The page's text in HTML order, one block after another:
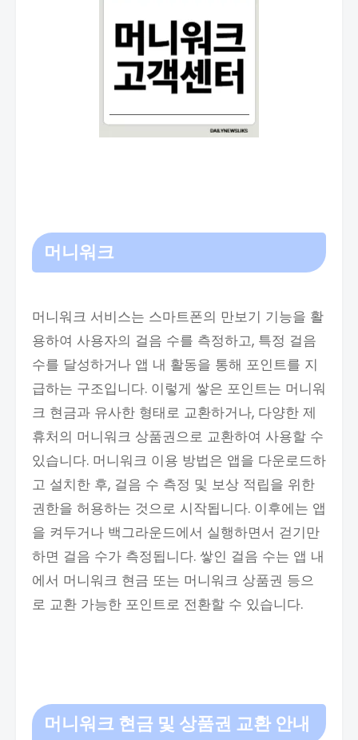
머니워크
머니워크 서비스는 스마트폰의 만보기 기능을 활
용하여 사용자의 걸음 수를 측정하고, 특정 걸음
수를 달성하거나 앱 내 활동을 통해 포인트를 지
급하는 구조입니다. 이렇게 쌓은 포인트는 머니워
크 현금과 유사한 형태로 교환하거나, 다양한 제
휴처의 머니워크 상품권으로 교환하여 사용할 수
있습니다. 머니워크 이용 방법은 앱을 다운로드하
고 설치한 후, 걸음 수 측정 및 보상 적립을 위한
권한을 허용하는 것으로 시작됩니다. 이후에는 앱
을 켜두거나 백그라운드에서 실행하면서 걷기만
하면 걸음 수가 측정됩니다. 쌓인 걸음 수는 앱 내
에서 머니워크 현금 또는 머니워크 상품권 등으
로 교환 가능한 포인트로 전환할 수 있습니다.
머니워크 현금 및 상품권 교환 안내